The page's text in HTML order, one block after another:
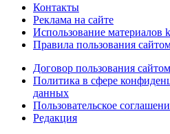
Контакты
Реклама на сайте
Использование материалов
Правила пользования
Договор пользования сайтом
Политика в сфере
данных
Пользовательское
Редакция